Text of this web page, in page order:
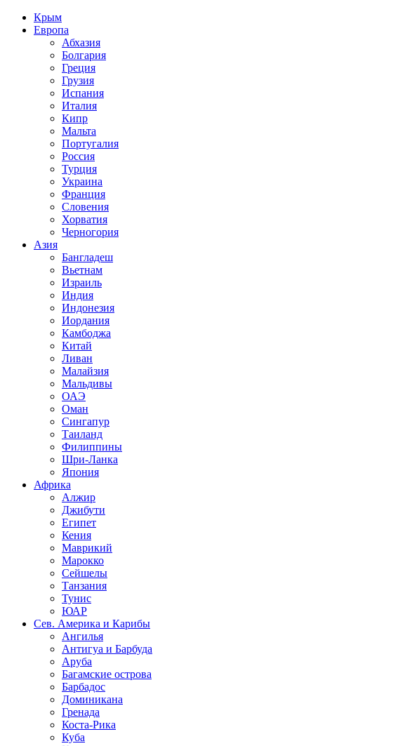
Крым
Европа
Абхазия
Болгария
Греция
Грузия
Испания
Италия
Кипр
Мальта
Португалия
Россия
Турция
Украина
Франция
Словения
Хорватия
Черногория
Азия
Бангладеш
Вьетнам
Израиль
Индия
Индонезия
Иордания
Камбоджа
Китай
Ливан
Малайзия
Мальдивы
ОАЭ
Оман
Сингапур
Таиланд
Филиппины
Шри-Ланка
Япония
Африка
Алжир
Джибути
Египет
Кения
Маврикий
Марокко
Сейшелы
Танзания
Тунис
ЮАР
Сев. Америка и Карибы
Ангилья
Антигуа и Барбуда
Аруба
Багамские острова
Барбадос
Доминикана
Гренада
Коста-Рика
Куба